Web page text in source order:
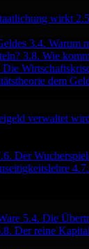
wirkt
3.4. Warum
3.8. Wie
Die
dem
verwaltet
Der
5.4. Die
Der reine